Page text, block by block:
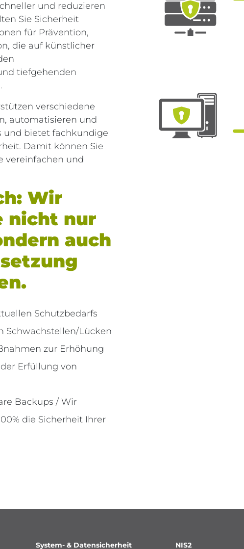
und reduzieren
Sie Sicherheit
für Prävention,
die auf künstlicher
tiefgehenden
verschiedene
automatisieren und
und bietet fachkundige
Damit können Sie
vereinfachen und
Wir
nicht nur
auch
Schutzbedarfs
Schwachstellen/Lücken
zur Erhöhung
Erfüllung von
Backups / Wir
die Sicherheit Ihrer
System- & Datensicherheit NIS2